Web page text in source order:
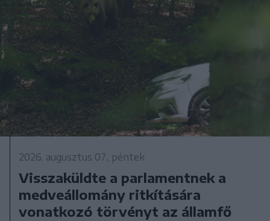
2026. augusztus 07., péntek
Visszaküldte a parlamentnek a
medveállomány ritkítására
vonatkozó törvényt az államfő